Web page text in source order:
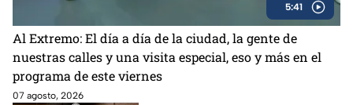
5:41
Al Extremo: El día a día de la ciudad, la gente de
nuestras calles y una visita especial, eso y más en el
programa de este viernes
07 agosto, 2026